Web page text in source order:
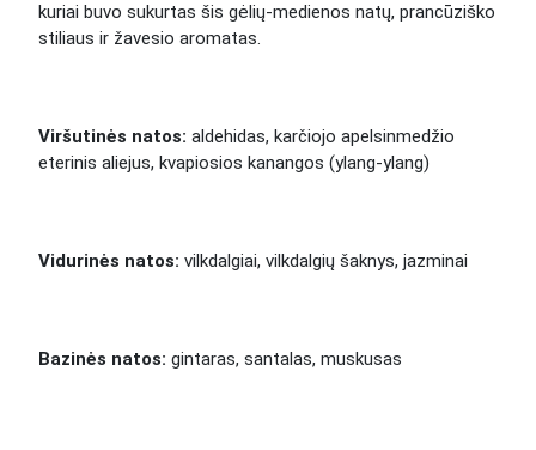
kuriai buvo sukurtas šis gėlių-medienos natų, prancūziško
stiliaus ir žavesio aromatas.
Viršutinės natos: aldehidas, karčiojo apelsinmedžio
eterinis aliejus, kvapiosios kanangos (ylang-ylang)
Vidurinės natos: vilkdalgiai, vilkdalgių šaknys, jazminai
Bazinės natos: gintaras, santalas, muskusas